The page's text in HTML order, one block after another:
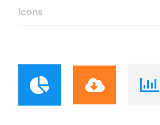
Icons